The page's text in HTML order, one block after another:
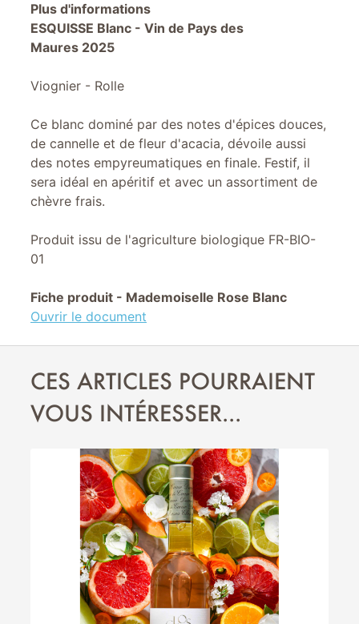
Plus d'informations
ESQUISSE Blanc - Vin de Pays des
Maures 2025
Viognier - Rolle
Ce blanc dominé par des notes d'épices douces,
de cannelle et de fleur d'acacia, dévoile aussi
des notes empyreumatiques en finale. Festif, il
sera idéal en apéritif et avec un assortiment de
chèvre frais.
Produit issu de l'agriculture biologique FR-BIO-
01
Fiche produit - Mademoiselle Rose Blanc
Ouvrir le document
CES ARTICLES POURRAIENT
VOUS INTÉRESSER...